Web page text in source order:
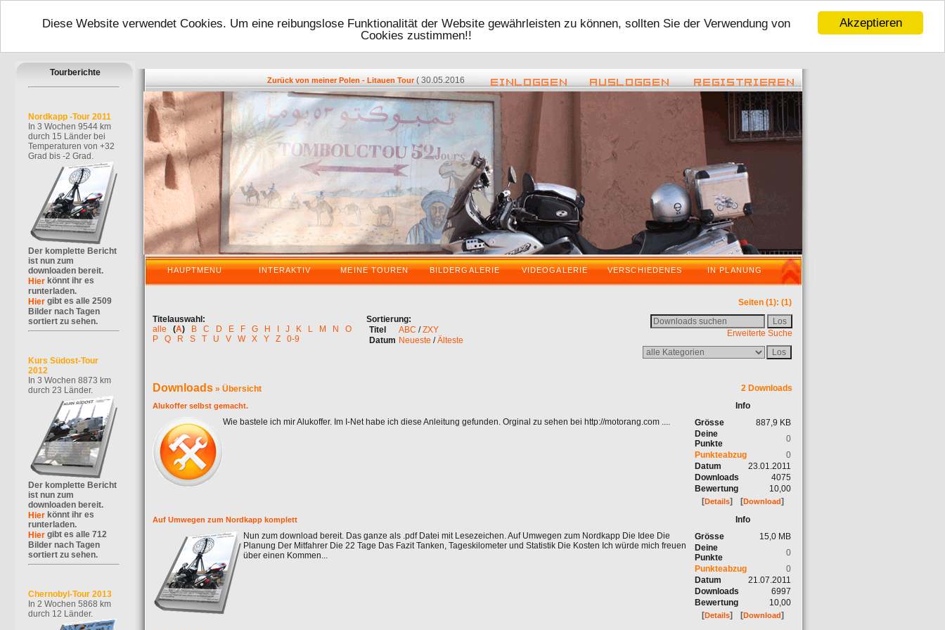
Akzeptieren
Diese Website verwendet Cookies. Um eine reibungslose Funktionalität der Website gewährleisten zu können, sollten Sie der Verwendung von
Cookies zustimmen!!
Zurück von meiner Polen - Litauen Tour( 30.05.2016 - 17:48 ) -Zurück vom VDT 2016 ( 08.05.2016 - 22:45 ) -Tour 2016( 06.01.2016 - 16:59 ) -
HAUPTMENU INTERAKTIV MEINE TOUREN BILDERGALERIE VIDEOGALERIE VERSCHIEDENES IN PLANUNG
Tourberichte
Nordkapp -Tour 2011
In 3 Wochen 9544 km
durch 15 Länder bei
Temperaturen von +32
Grad bis -2 Grad.
Der komplette Bericht
ist nun zum
downloaden bereit.
Hier könnt ihr es
runterladen.
Hier gibt es alle 2509
Bilder nach Tagen
sortiert zu sehen.
Kurs Südost-Tour
2012
In 3 Wochen 8873 km
durch 23 Länder.
Der komplette Bericht
ist nun zum
downloaden bereit.
Hier könnt ihr es
runterladen.
Hier gibt es alle 712
Bilder nach Tagen
sortiert zu sehen.
Chernobyl-Tour 2013
In 2 Wochen 5868 km
durch 12 Länder.
Seiten (1): (1)
Titelauswahl:
alle
(A) B C D E F G H J K L M N
O
P
Q R S T U V W X Y Z 0-9
Sortierung:
Titel
ABC /ZXY
Datum Neueste /Älteste
Erweiterte Suche
Downloads » Übersicht 2 Downloads
Alukoffer selbst gemacht.
Info
Wie bastele ich mir Alukoffer. Im I-Net habe ich diese Anleitung gefunden. Orginal zu sehen bei http://motorang.com ....
Grösse
887,9 KB
Deine
Punkte
0
Punkteabzug
0
Datum
23.01.2011
Downloads
4075
Bewertung
10,00
[Details] [Download]
Auf Umwegen zum Nordkapp komplett
Info
Nun zum download bereit. Das ganze als .pdf Datei mit Lesezeichen. Auf Umwegen zum Nordkapp Die Idee Die
Planung Der Mitfahrer Die 22 Tage Das Fazit Tanken, Tageskilometer und Statistik Die Kosten Ich würde mich freuen
über einen Kommen...
Grösse
15,0 MB
Deine
Punkte
0
Punkteabzug
0
Datum
21.07.2011
Downloads
6997
Bewertung
10,00
[Details] [Download]